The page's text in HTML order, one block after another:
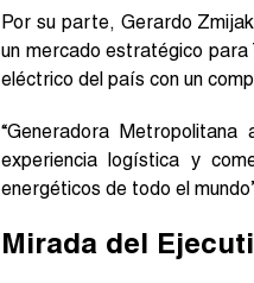
Por su parte, Gerardo
un mercado estratégico
eléctrico del país con un
“Generadora
experiencia logística y
energéticos de todo el
Mirada del